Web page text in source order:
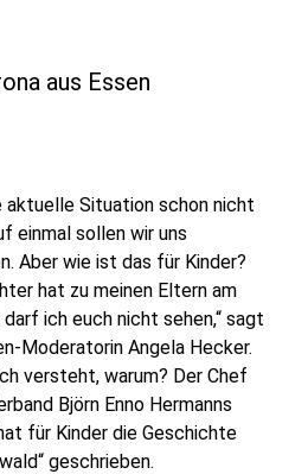
aus Essen
aktuelle Situation schon nicht
einmal sollen wir uns
Aber wie ist das für Kinder?
hat zu meinen Eltern am
ich euch nicht sehen,“ sagt
Moderatorin Angela Hecker.
versteht, warum? Der Chef
Björn Enno Hermanns
für Kinder die Geschichte
geschrieben.